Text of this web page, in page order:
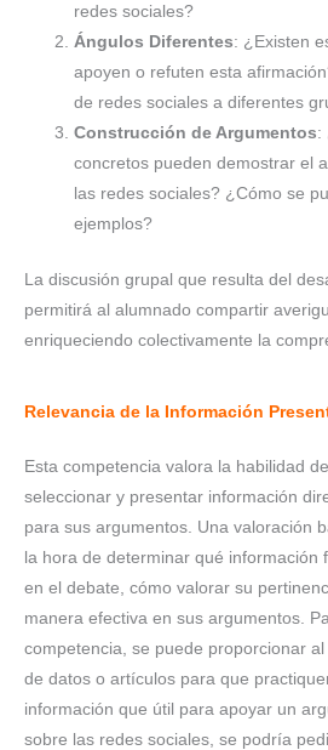
redes sociales?
Ángulos Diferentes: ¿Existen
apoyen o refuten esta
de redes sociales a diferentes
Construcción de Argumentos:
concretos pueden demostrar el
las redes sociales? ¿Cómo se
ejemplos?
La discusión grupal que resulta del
permitirá al alumnado compartir
enriqueciendo colectivamente la
Relevancia de la Información
Esta competencia valora la habilidad
seleccionar y presentar información
para sus argumentos. Una valoración
la hora de determinar qué información
en el debate, cómo valorar su
manera efectiva en sus argumentos.
competencia, se puede proporcionar
de datos o artículos para que
información que útil para apoyar un
sobre las redes sociales, se podría